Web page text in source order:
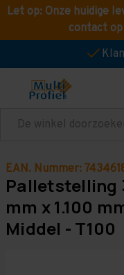
Let op: Onze huidige
contact
Zoeken
EAN. Nummer:
Palletstelling
mm x 1.100
Middel - T100